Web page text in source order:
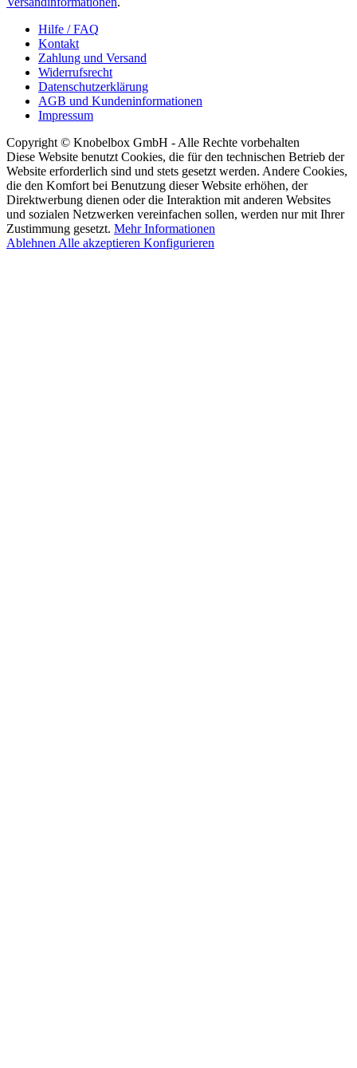
Hilfe / FAQ
Kontakt
Zahlung und Versand
Widerrufsrecht
Datenschutzerklärung
AGB und Kundeninformationen
Impressum
Copyright © Knobelbox GmbH - Alle Rechte vorbehalten
Diese Website benutzt Cookies, die für den technischen Betrieb der
Website erforderlich sind und stets gesetzt werden. Andere Cookies,
die den Komfort bei Benutzung dieser Website erhöhen, der
Direktwerbung dienen oder die Interaktion mit anderen Websites
und sozialen Netzwerken vereinfachen sollen, werden nur mit Ihrer
Zustimmung gesetzt. Mehr Informationen
Ablehnen Alle akzeptieren Konfigurieren